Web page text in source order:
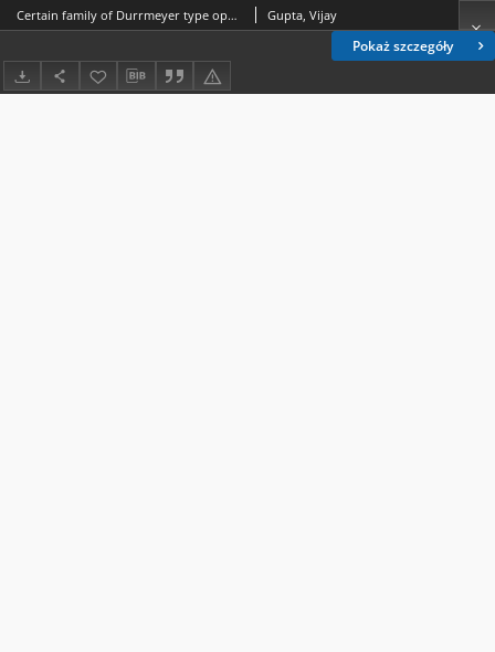
Pokaż szczegóły
Certain family of Durrmeyer type operators Gupta, Vijay